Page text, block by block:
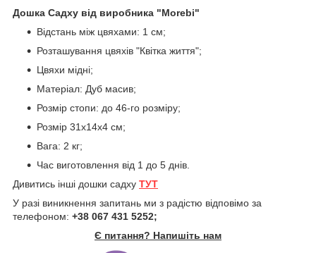
Дошка Садху від виробника "Morebi"
Відстань між цвяхами: 1 см;
Розташування цвяхів "Квітка життя";
Цвяхи мідні;
Матеріал: Дуб масив;
Розмір стопи: до 46-го розміру;
Розмір 31х14х4 см;
Вага: 2 кг;
Час виготовлення від 1 до 5 днів.
Дивитись інші дошки садху ТУТ
У разі виникнення запитань ми з радістю відповімо за
телефоном: +38 067 431 5252;
Є питання? Напишіть нам